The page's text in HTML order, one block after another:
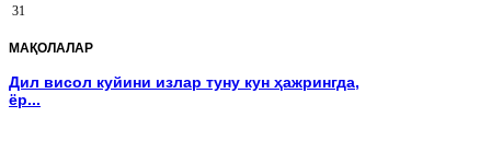
31
МАҚОЛАЛАР
Дил висол куйини излар туну кун ҳажрингда,
ёр...